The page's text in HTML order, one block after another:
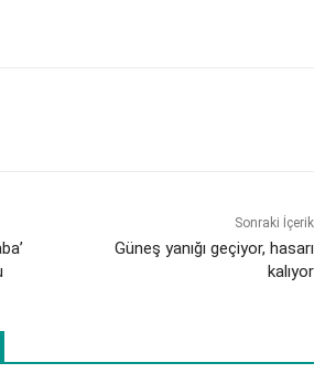
Sonraki İçerik
Güneş yanığı geçiyor, hasarı
kalıyor